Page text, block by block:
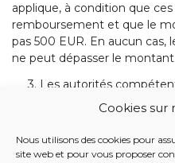
Cookies sur
Nous utilisons des cookies pour
site web et pour vous proposer
applique, à condition que
remboursement et que le
pas 500 EUR. En aucun
ne peut dépasser le montant
3. Les autorités
accord et par échange de
Art. 10.